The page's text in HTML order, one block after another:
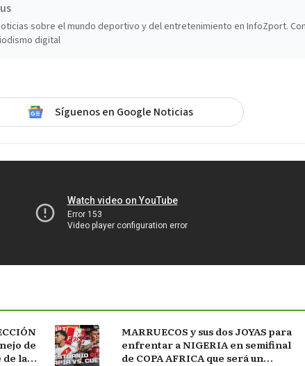
sobre el mundo deportivo y del entretenimiento en InfoZport. Con
digital
Síguenos en Google Noticias
de
de la
MARRUECOS y sus dos JOYAS para
enfrentar a NIGERIA en semifinal
de COPA AFRICA que será un